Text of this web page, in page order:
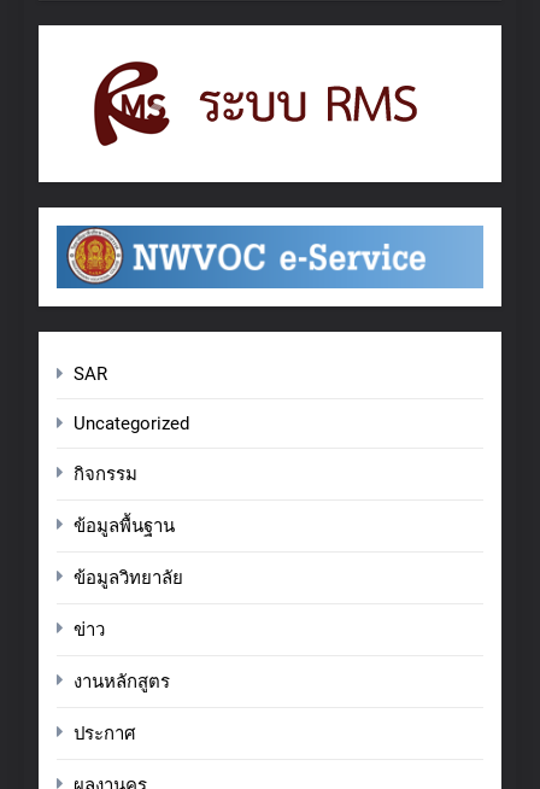
SAR
Uncategorized
กิจกรรม
ข้อมูลพื้นฐาน
ข้อมูลวิทยาลัย
ข่าว
งานหลักสูตร
ประกาศ